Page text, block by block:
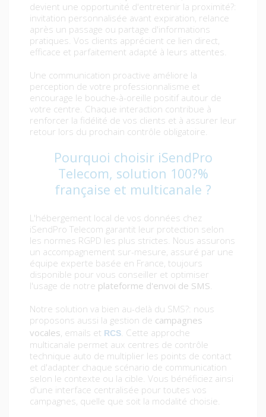
devient une opportunité d'entretenir la proximité?:
invitation personnalisée avant expiration, relance
après un passage ou partage d'informations
pratiques. Vos clients apprécient ce lien direct,
efficace et parfaitement adapté à leurs attentes.
Une communication proactive améliore la
perception de votre professionnalisme et
encourage le bouche-à-oreille positif autour de
votre centre. Chaque interaction contribue à
renforcer la fidélité de vos clients et à assurer leur
retour lors du prochain contrôle obligatoire.
Pourquoi choisir iSendPro
Telecom, solution 100?%
française et multicanale ?
L'hébergement local de vos données chez
iSendPro Telecom garantit leur protection selon
les normes RGPD les plus strictes. Nous assurons
un accompagnement sur-mesure, assuré par une
équipe experte basée en France, toujours
disponible pour vous conseiller et optimiser
l'usage de notre plateforme d'envoi de SMS
Notre solution va bien au-delà du SMS?: nous
proposons aussi la gestion de campagnes
vocales , emails et RCS . Cette approche
multicanale permet aux centres de contrôle
technique auto de multiplier les points de contact
et d'adapter chaque scénario de communication
selon le contexte ou la cible. Vous bénéficiez ainsi
d'une interface centralisée pour toutes vos
campagnes, quelle que soit la modalité choisie.